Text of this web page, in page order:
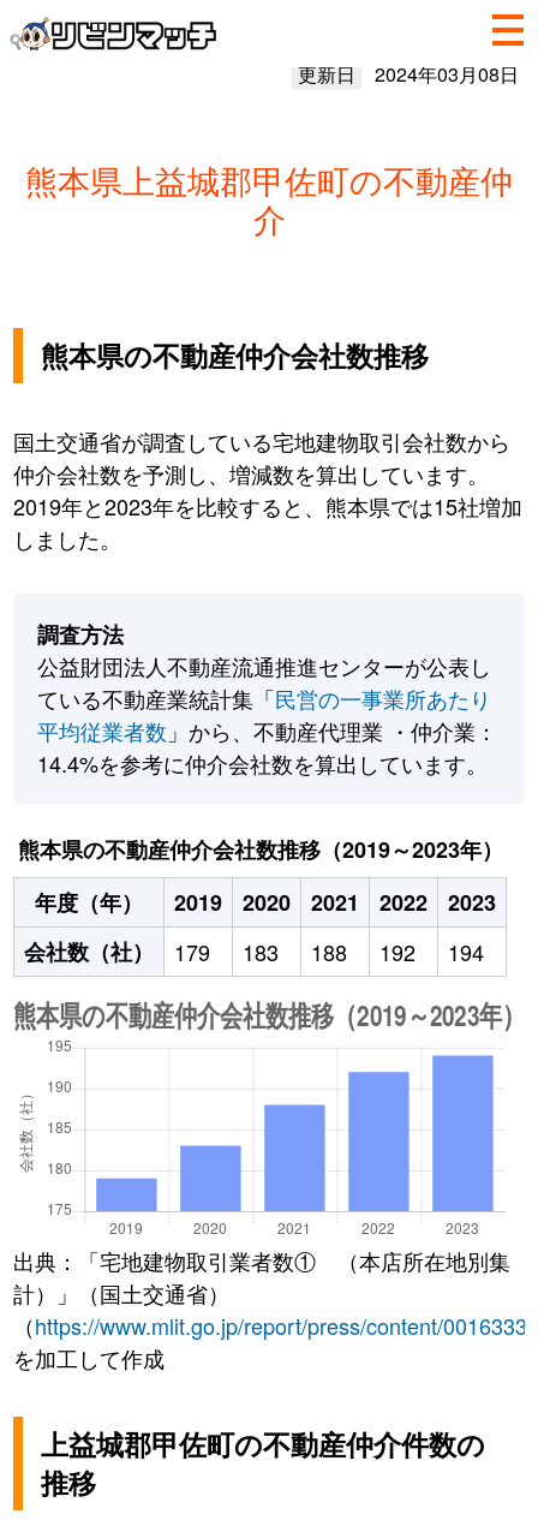
更新日 2024年03月08日
熊本県上益城郡甲佐町の不動産仲
介
熊本県の不動産仲介会社数推移
国土交通省が調査している宅地建物取引会社数から
仲介会社数を予測し、増減数を算出しています。
2019年と2023年を比較すると、熊本県では15社増加
しました。
調査方法
公益財団法人不動産流通推進センターが公表し
ている不動産業統計集「民営の一事業所あたり
平均従業者数 」から、不動産代理業 ・仲介業：
14.4%を参考に仲介会社数を算出しています。
熊本県の不動産仲介会社数推移（2019～2023年）
年度（年）
2019 2020 2021 2022
2023
会社数（社）
179 183 188 192 194
出典：「宅地建物取引業者数① （本店所在地別集
計）」（国土交通省）
（https://www.mlit.go.jp/report/press/content/
を加工して作成
上益城郡甲佐町の不動産仲介件数の
推移